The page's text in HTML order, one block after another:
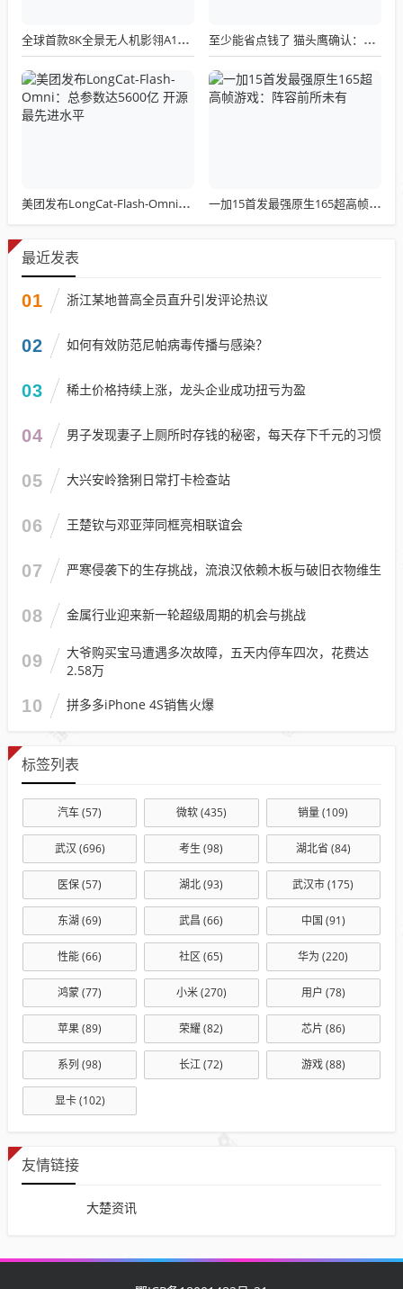
全球首款8K全景无人机影翎A1全球出货量突破三万，上市仅一个月！ 至少能省点钱了 猫头鹰确认：现有LGA 1851散热器全面支持LGA 1954！
美团发布LongCat-Flash-Omni：总参数达5600亿 开源最先进水平 一加15首发最强原生165超高帧游戏：阵容前所未有
最近发表
01 浙江某地普高全员直升引发评论热议
02 如何有效防范尼帕病毒传播与感染？
03 稀土价格持续上涨，龙头企业成功扭亏为盈
04 男子发现妻子上厕所时存钱的秘密，每天存下千元的习惯
05 大兴安岭猞猁日常打卡检查站
06 王楚钦与邓亚萍同框亮相联谊会
07 严寒侵袭下的生存挑战，流浪汉依赖木板与破旧衣物维生
08 金属行业迎来新一轮超级周期的机会与挑战
09
大爷购买宝马遭遇多次故障，五天内停车四次，花费达
2.58万
10 拼多多iPhone 4S销售火爆
标签列表
汽车(57) 微软(435) 销量(109)
武汉 (696) 考生 (98) 湖北省 (84)
医保(57) 湖北(93) 武汉市(175)
东湖 (69) 武昌 (66) 中国 (91)
性能(66) 社区 (65) 华为 (220)
鸿蒙(77) 小米(270) 用户 (78)
苹果(89) 荣耀(82) 芯片 (86)
系列 (98) 长江(72) 游戏(88)
显卡(102)
友情链接
大楚资讯